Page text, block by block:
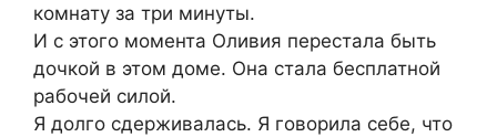
комнату за три минуты.
И с этого момента Оливия перестала быть
дочкой в этом доме. Она стала бесплатной
рабочей силой.
Я долго сдерживалась. Я говорила себе, что